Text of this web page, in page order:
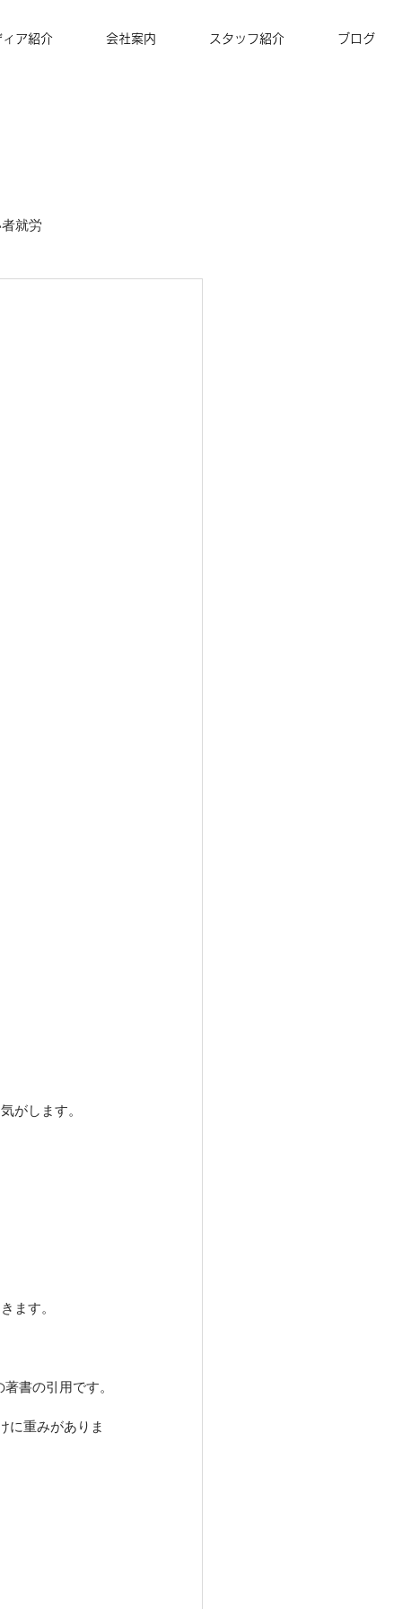
ィア紹介 会社案内 スタッフ紹介 ブログ
就労
気がします。
ます。
著書の引用です。
に重みがありま